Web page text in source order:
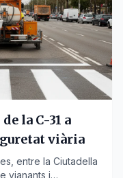
la C-31 a
viària
entre la Ciutadella
vianants i